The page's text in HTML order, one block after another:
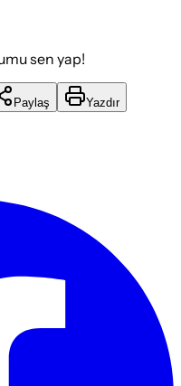
sen yap!
Paylaş Yazdır